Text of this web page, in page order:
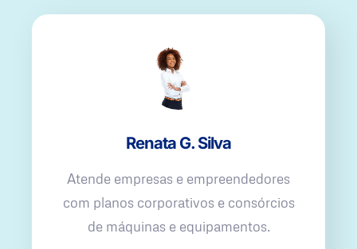
Renata G. Silva
Atende empresas e empreendedores
com planos corporativos e consórcios
de máquinas e equipamentos.